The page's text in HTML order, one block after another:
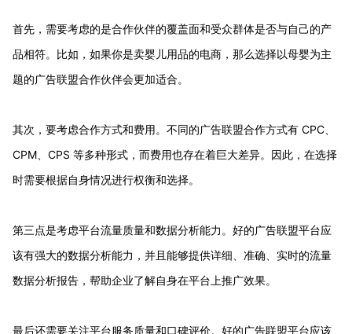
首先，需要考虑的是合作伙伴的覆盖面和受众群体是否与自己的产
品相符。比如，如果你是卖婴儿用品的电商，那么选择以母婴为主
题的广告联盟合作伙伴会更加适合。
其次，要考虑合作方式和费用。不同的广告联盟合作方式有 CPC、
CPM、CPS 等多种形式，而费用也存在着巨大差异。因此，在选择
时需要根据自身情况进行权衡和选择。
第三点是考虑平台流量质量和数据分析能力。好的广告联盟平台应
该有强大的数据分析能力，并且能够提供详细、准确、实时的流量
数据分析报告，帮助企业了解自身在平台上推广效果。
最后还需要关注平台服务质量和口碑评价。好的广告联盟平台应该